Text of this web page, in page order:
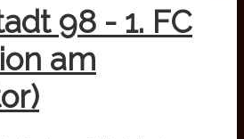
98 - 1. FC
am